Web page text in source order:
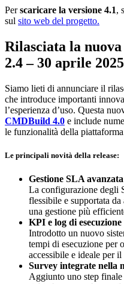
Perscaricare la versione 4.1,
sul sito web del progetto.
Rilasciata la
2.4– 30 aprile 2025
Siamo lieti di annunciare il
che introduce importanti
l’esperienza d’uso. Questa
CMDBuild 4.0 e include
le funzionalità della
Le principali novità della release:
Gestione SLA avanzata
La configurazione degli
flessibile e supportata
una gestione più
KPI e log di
Introdotto un nuovo
tempi di esecuzione per
accessibile e ideale per
Survey integrate nella
Aggiunto uno step